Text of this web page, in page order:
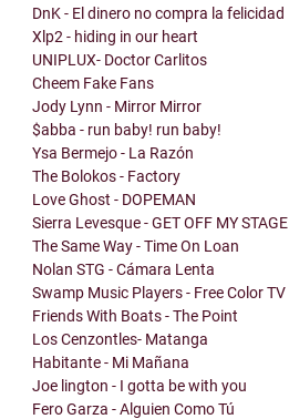
DnK - El dinero no compra la felicidad
Xlp2 - hiding in our heart
UNIPLUX- Doctor Carlitos
Cheem Fake Fans
Jody Lynn - Mirror Mirror
$abba - run baby! run baby!
Ysa Bermejo - La Razón
The Bolokos - Factory
Love Ghost - DOPEMAN
Sierra Levesque - GET OFF MY STAGE
The Same Way - Time On Loan
Nolan STG - Cámara Lenta
Swamp Music Players - Free Color TV
Friends With Boats - The Point
Los Cenzontles- Matanga
Habitante - Mi Mañana
Joe lington - I gotta be with you
Fero Garza - Alguien Como Tú